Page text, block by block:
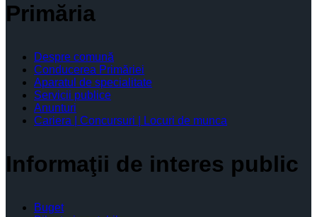
Primăria
Despre comună
Conducerea Primăriei
Aparatul de specialitate
Servicii publice
Anunturi
Cariera | Concursuri | Locuri de munca
Informaţii de interes public
Buget